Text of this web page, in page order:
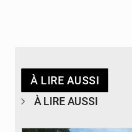
À LIRE AUSSI
À LIRE AUSSI